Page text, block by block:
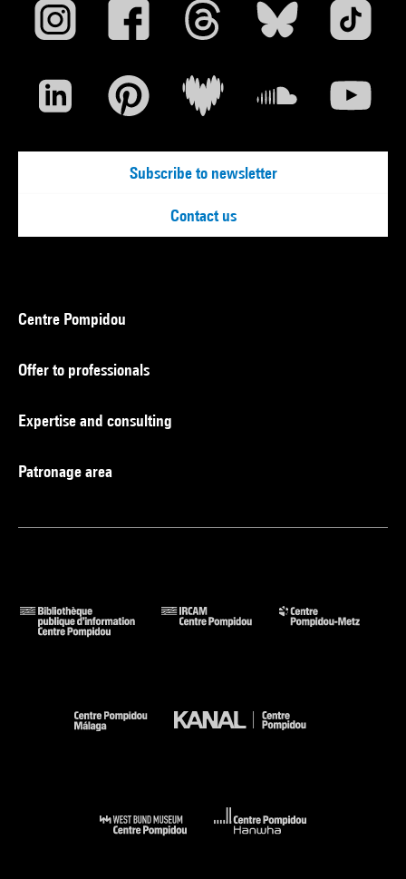
Subscribe to newsletter
Contact us
Centre Pompidou
Offer to professionals
Expertise and consulting
Patronage area